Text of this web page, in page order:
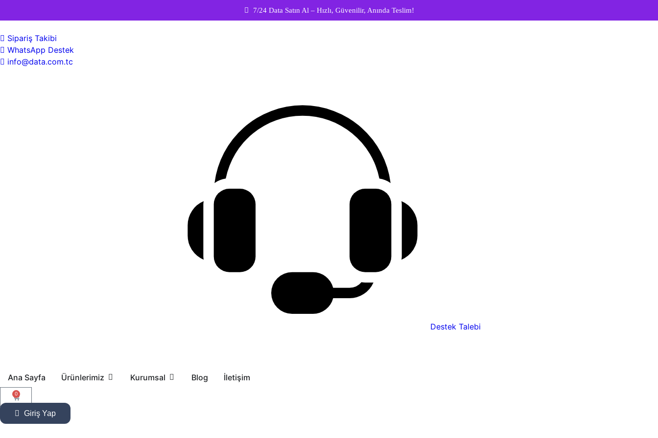
7/24 Data Satın Al – Hızlı, Güvenilir, Anında Teslim!
Sipariş Takibi
WhatsApp Destek
info@data.com.tc
Destek Talebi
Ana Sayfa Ürünlerimiz Kurumsal Blog İletişim
0
Giriş Yap